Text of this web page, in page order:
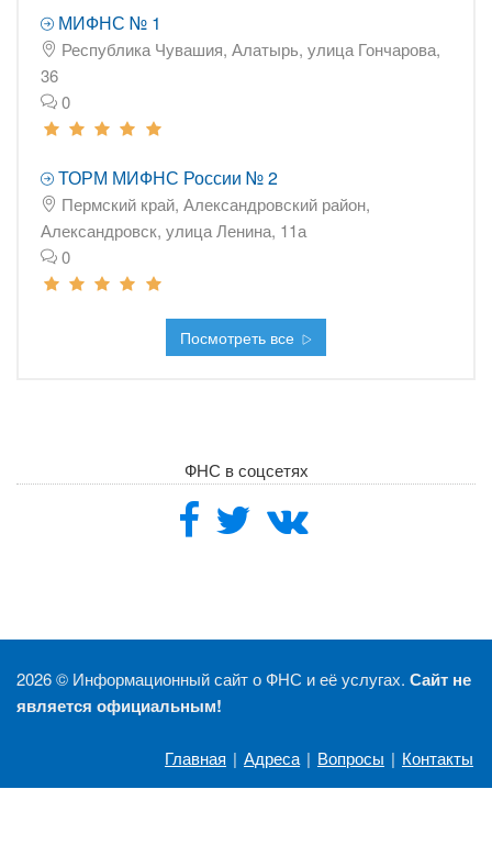
МИФНС № 1
Республика Чувашия, Алатырь, улица Гончарова,
36
0
ТОРМ МИФНС России № 2
Пермский край, Александровский район,
Александровск, улица Ленина, 11а
0
Посмотреть все
ФНС в соцсетях
2026 © Информационный сайт о ФНС и её услугах. Сайт не
является официальным!
Главная | Адреса | Вопросы | Контакты